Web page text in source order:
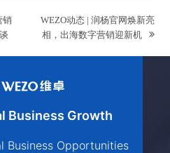
销
next
post:
WEZO动态 | 润杨官网焕新亮
相，出海数字营销迎新机
Business Growth
Business Opportunities